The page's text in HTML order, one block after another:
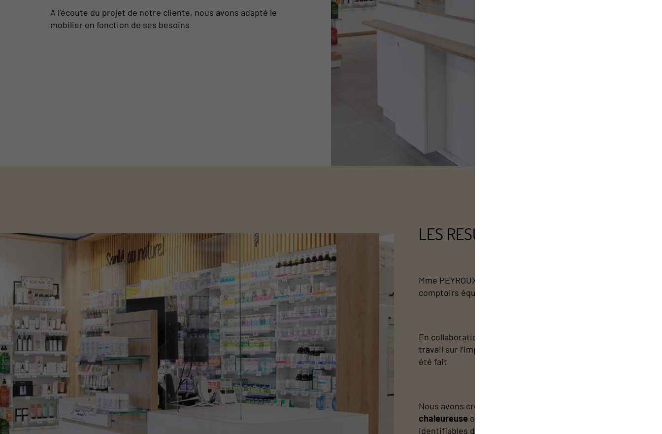
A l’écoute du projet de notre cliente, nous avons adapté le
mobilier en fonction de ses besoins
LES RESULTATS
Mme PEYROUX et son équipe profiteront des
comptoirs équipés d'écran de
En collaboration avec les
travail sur l’implantation et le choix des fournisseurs a
été fait
Nous avons créé une pharmacie plus
chaleureuse où l’ensemble des univers sont
identifiables dès l’entrée